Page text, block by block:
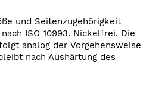
und Seitenzugehörigkeit
ISO 10993. Nickelfrei. Die
analog der Vorgehensweise
nach Aushärtung des